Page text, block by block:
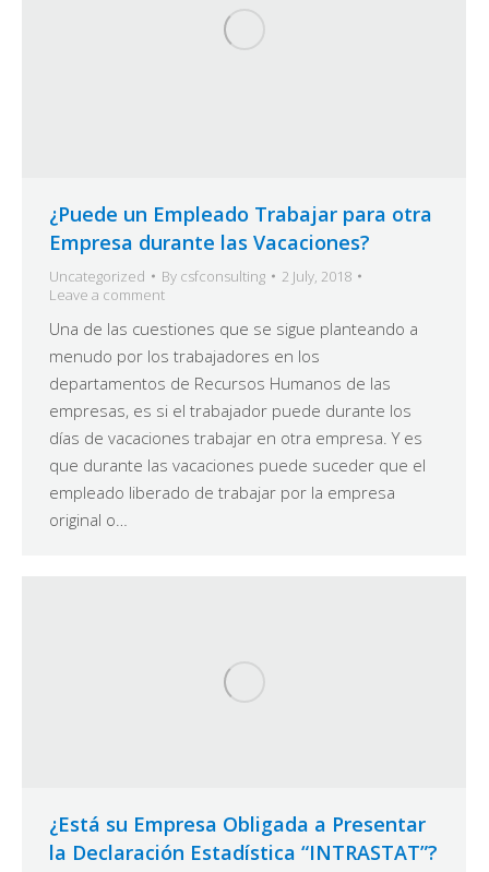
¿Puede un Empleado Trabajar para otra
Empresa durante las Vacaciones?
Uncategorized By csfconsulting
2 July, 2018
Leave a comment
Una de las cuestiones que se sigue planteando a
menudo por los trabajadores en los
departamentos de Recursos Humanos de las
empresas, es si el trabajador puede durante los
días de vacaciones trabajar en otra empresa. Y es
que durante las vacaciones puede suceder que el
empleado liberado de trabajar por la empresa
original o…
¿Está su Empresa Obligada a Presentar
la Declaración Estadística “INTRASTAT”?